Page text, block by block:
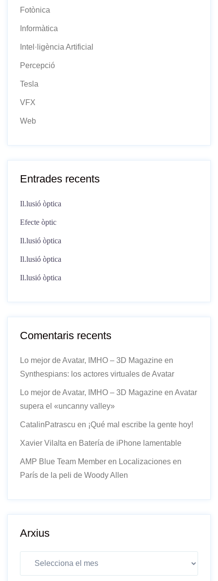
Fotònica
Informàtica
Intel·ligència Artificial
Percepció
Tesla
VFX
Web
Entrades recents
Il.lusió òptica
Efecte òptic
Il.lusió òptica
Il.lusió òptica
Il.lusió òptica
Comentaris recents
Lo mejor de Avatar, IMHO – 3D Magazine en
Synthespians: los actores virtuales de Avatar
Lo mejor de Avatar, IMHO – 3D Magazine en Avatar
supera el «uncanny valley»
CatalinPatrascu en ¡Qué mal escribe la gente hoy!
Xavier Vilalta en Batería de iPhone lamentable
AMP Blue Team Member en Localizaciones en
París de la peli de Woody Allen
Arxius